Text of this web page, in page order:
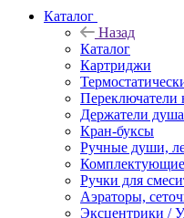
Каталог
Назад
Каталог
Картриджи
Переключатели
Держатели душа
Кран-буксы
Ручные души,
Комплектующие
Ручки для
Аэраторы,
Эксцентрики /